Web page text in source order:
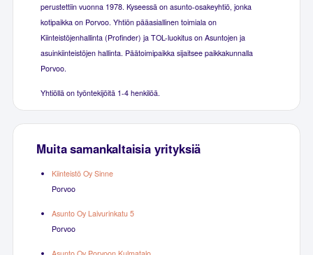
perustettiin vuonna 1978. Kyseessä on asunto-osakeyhtiö, jonka
kotipaikka on Porvoo. Yhtiön pääasiallinen toimiala on
Kiinteistöjenhallinta (Profinder) ja TOL-luokitus on Asuntojen ja
asuinkiinteistöjen hallinta. Päätoimipaikka sijaitsee paikkakunnalla
Porvoo.
Yhtiöllä on työntekijöitä 1-4 henkilöä.
Muita samankaltaisia yrityksiä
Kiinteistö Oy Sinne
Porvoo
Asunto Oy Laivurinkatu 5
Porvoo